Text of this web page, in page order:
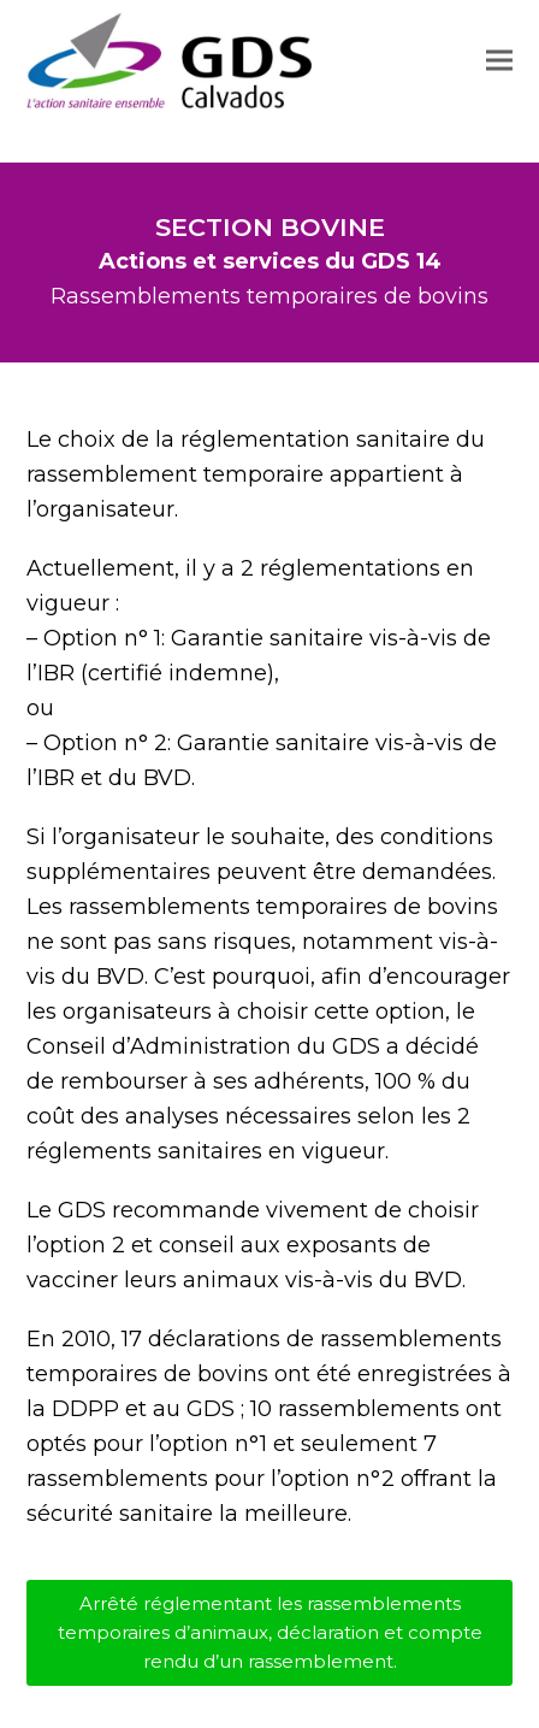
SECTION BOVINE
Actions et services du GDS 14
Rassemblements temporaires de bovins
Le choix de la réglementation sanitaire du
rassemblement temporaire appartient à
l’organisateur.
Actuellement, il y a 2 réglementations en
vigueur :
– Option n° 1: Garantie sanitaire vis-à-vis de
l’IBR (certifié indemne),
ou
– Option n° 2: Garantie sanitaire vis-à-vis de
l’IBR et du BVD.
Si l’organisateur le souhaite, des conditions
supplémentaires peuvent être demandées.
Les rassemblements temporaires de bovins
ne sont pas sans risques, notamment vis-à-
vis du BVD. C’est pourquoi, afin d’encourager
les organisateurs à choisir cette option, le
Conseil d’Administration du GDS a décidé
de rembourser à ses adhérents, 100 % du
coût des analyses nécessaires selon les 2
réglements sanitaires en vigueur.
Le GDS recommande vivement de choisir
l’option 2 et conseil aux exposants de
vacciner leurs animaux vis-à-vis du BVD.
En 2010, 17 déclarations de rassemblements
temporaires de bovins ont été enregistrées à
la DDPP et au GDS ; 10 rassemblements ont
optés pour l’option n°1 et seulement 7
rassemblements pour l’option n°2 offrant la
sécurité sanitaire la meilleure.
Arrêté réglementant les rassemblements
temporaires d’animaux, déclaration et compte
rendu d’un rassemblement.